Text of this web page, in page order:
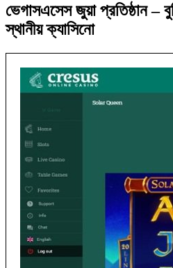
ভেগাসএসেস জুয়া প্রতিষ্ঠান –
স্থানীয় ক্যাসিনো